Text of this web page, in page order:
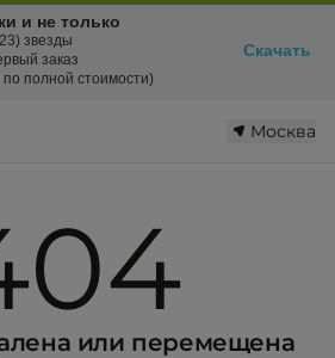
Москва
или перемещена
и не только
звезды
заказ
полной стоимости)
Скачать